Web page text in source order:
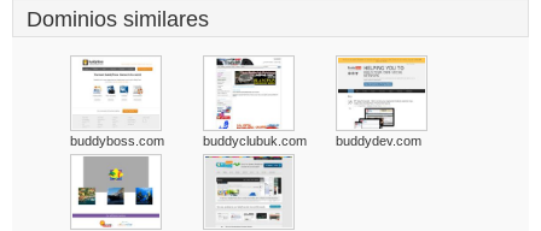
Dominios similares
buddyboss.com buddyclubuk.com buddydev.com